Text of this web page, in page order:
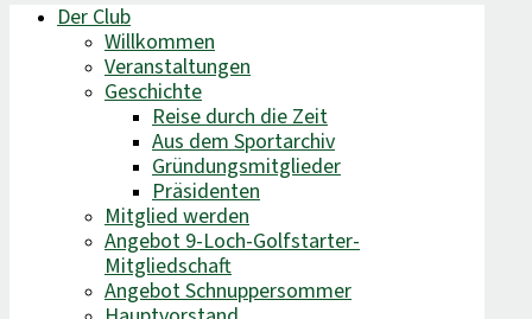
Der Club
Willkommen
Veranstaltungen
Geschichte
Reise durch die Zeit
Aus dem Sportarchiv
Gründungsmitglieder
Präsidenten
Mitglied werden
Angebot 9-Loch-Golfstarter-
Mitgliedschaft
Angebot Schnuppersommer